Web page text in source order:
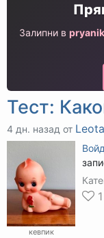
Залипни в
Тест:
4 дн. назад от
кевпик
1